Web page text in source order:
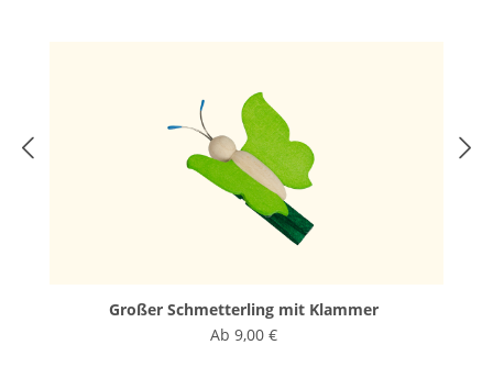
Großer Schmetterling mit Klammer
Ab 9,00 €